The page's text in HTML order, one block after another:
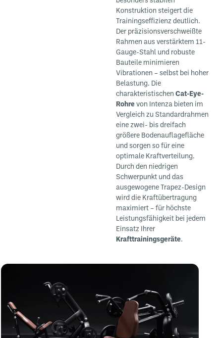
Konstruktion steigert die
Trainingseffizienz deutlich.
Der präzisionsverschweißte
Rahmen aus verstärktem 11-
Gauge-Stahl und robuste
Bauteile minimieren
Vibrationen – selbst bei hoher
Belastung. Die
charakteristischen Cat-Eye-
Rohre von Intenza bieten im
Vergleich zu Standardrahmen
eine zwei- bis dreifach
größere Bodenauflagefläche
und sorgen so für eine
optimale Kraftverteilung.
Durch den niedrigen
Schwerpunkt und das
ausgewogene Trapez-Design
wird die Kraftübertragung
maximiert – für höchste
Leistungsfähigkeit bei jedem
Einsatz Ihrer
Krafttrainingsgeräte.